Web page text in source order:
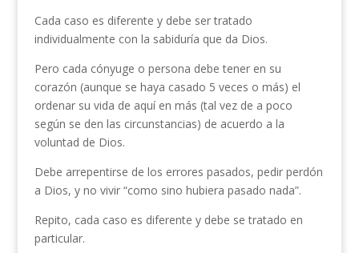
Cada caso es diferente y debe ser tratado
individualmente con la sabiduría que da Dios.
Pero cada cónyuge o persona debe tener en su
corazón (aunque se haya casado 5 veces o más) el
ordenar su vida de aquí en más (tal vez de a poco
según se den las circunstancias) de acuerdo a la
voluntad de Dios.
Debe arrepentirse de los errores pasados, pedir perdón
a Dios, y no vivir “como sino hubiera pasado nada”.
Repito, cada caso es diferente y debe se tratado en
particular.